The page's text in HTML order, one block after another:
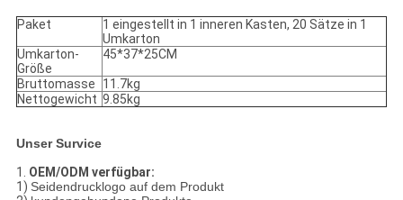
Paket
1 eingestellt in 1 inneren Kasten, 20 Sätze in 1
Umkarton
Umkarton-
Größe
45*37*25CM
Bruttomasse
11.7kg
Nettogewicht 9.85kg
Unser Survice
1. OEM/ODM verfügbar:
1) Seidendrucklogo auf dem Produkt